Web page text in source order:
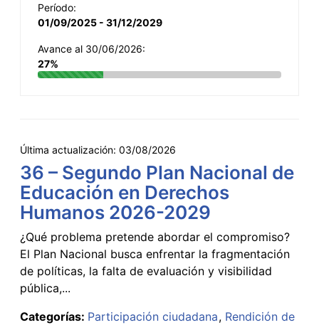
Período:
01/09/2025 - 31/12/2029
Avance al 30/06/2026:
27%
Última actualización: 03/08/2026
36 – Segundo Plan Nacional de
Educación en Derechos
Humanos 2026-2029
¿Qué problema pretende abordar el compromiso?
El Plan Nacional busca enfrentar la fragmentación
de políticas, la falta de evaluación y visibilidad
pública,...
Categorías: Participación ciudadana Rendición de